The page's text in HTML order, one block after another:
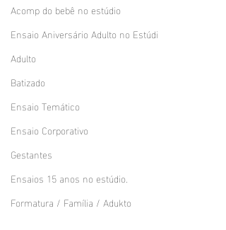
Acomp do bebê no estúdio
Ensaio Aniversário Adulto no Estúdi
Adulto
Batizado
Ensaio Temático
Ensaio Corporativo
Gestantes
Ensaios 15 anos no estúdio.
Formatura / Família / Adukto